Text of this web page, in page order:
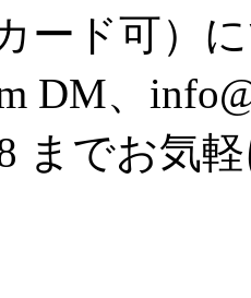
ード可）
DM、
までお気